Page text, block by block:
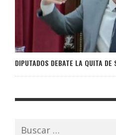
DIPUTADOS DEBATE LA QUITA
Buscar: